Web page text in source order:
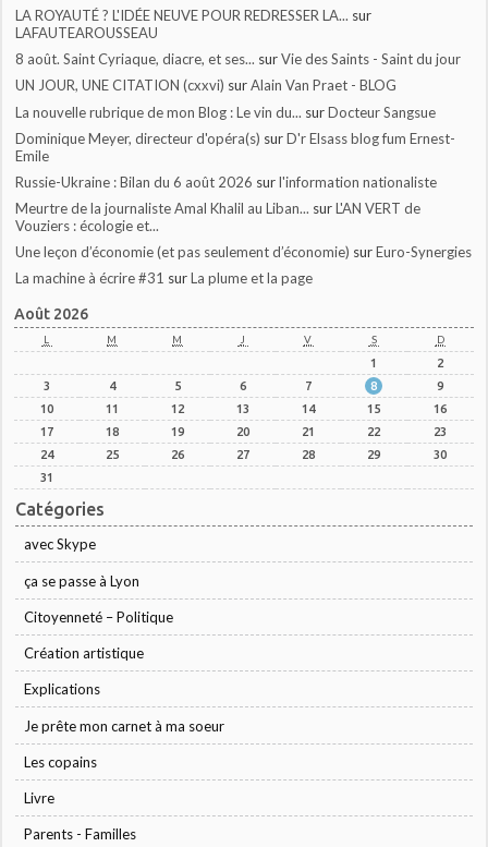
LA ROYAUTÉ ? L'IDÉE NEUVE POUR REDRESSER LA... sur
LAFAUTEAROUSSEAU
8 août. Saint Cyriaque, diacre, et ses... surVie des Saints - Saint du jour
UN JOUR, UNE CITATION (cxxvi) surAlain Van Praet - BLOG
La nouvelle rubrique de mon Blog : Le vin du... surDocteur Sangsue
Dominique Meyer, directeur d'opéra(s) surD'r Elsass blog fum Ernest-
Emile
Russie-Ukraine : Bilan du 6 août 2026 surl'information nationaliste
Meurtre de la journaliste Amal Khalil au Liban... surL'AN VERT de
Vouziers : écologie et...
Une leçon d’économie (et pas seulement d’économie) surEuro-Synergies
La machine à écrire #31 surLa plume et la page
Août 2026
L M M J V S D
1
2
3
4 5 6 7 8
9
10
11 12 13 14 15
16
17
18 19 20 21 22
23
24
25 26 27 28 29
30
31
Catégories
avec Skype
ça se passe à Lyon
Citoyenneté – Politique
Création artistique
Explications
Je prête mon carnet à ma soeur
Les copains
Livre
Parents - Familles